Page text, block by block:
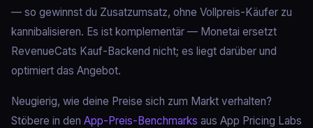
— so gewinnst du Zusatzumsatz, ohne Vollpreis-Käufer zu
kannibalisieren. Es ist komplementär — Monetai ersetzt
RevenueCats Kauf-Backend nicht; es liegt darüber und
optimiert das Angebot.
Neugierig, wie deine Preise sich zum Markt verhalten?
Stöbere in den App-Preis-Benchmarks aus App Pricing Labs